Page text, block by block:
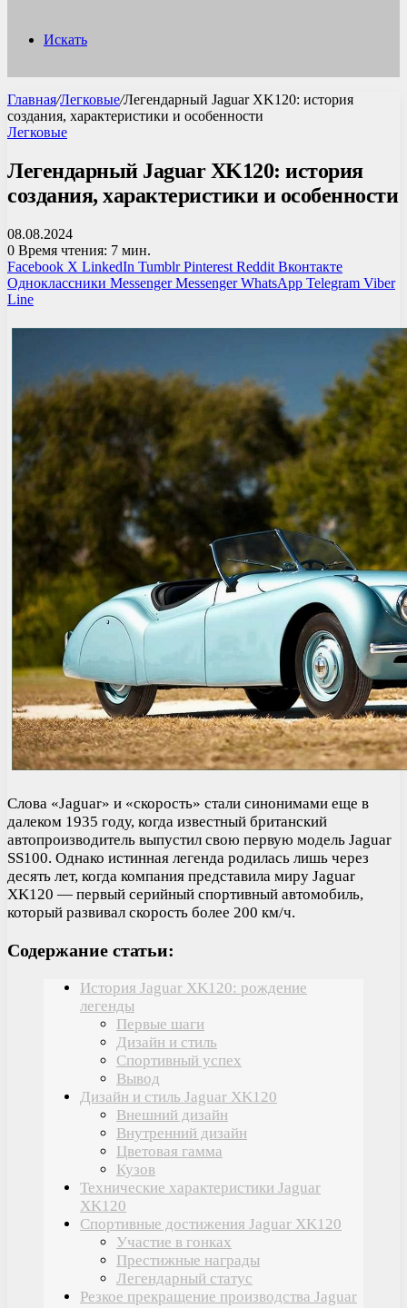
Искать
Главная/Легковые/Легендарный Jaguar XK120: история
создания, характеристики и особенности
Легковые
Легендарный Jaguar XK120: история
создания, характеристики и особенности
08.08.2024
0 Время чтения: 7 мин.
Facebook X LinkedIn Tumblr Pinterest Reddit Вконтакте
Одноклассники Messenger Messenger WhatsApp Telegram Viber
Line
Слова «Jaguar» и «скорость» стали синонимами еще в
далеком 1935 году, когда известный британский
автопроизводитель выпустил свою первую модель Jaguar
SS100. Однако истинная легенда родилась лишь через
десять лет, когда компания представила миру Jaguar
XK120 — первый серийный спортивный автомобиль,
который развивал скорость более 200 км/ч.
Содержание статьи:
История Jaguar XK120: рождение
легенды
Первые шаги
Дизайн и стиль
Спортивный успех
Вывод
Дизайн и стиль Jaguar XK120
Внешний дизайн
Внутренний дизайн
Цветовая гамма
Кузов
Технические характеристики Jaguar
XK120
Спортивные достижения Jaguar XK120
Участие в гонках
Престижные награды
Легендарный статус
Резкое прекращение производства Jaguar